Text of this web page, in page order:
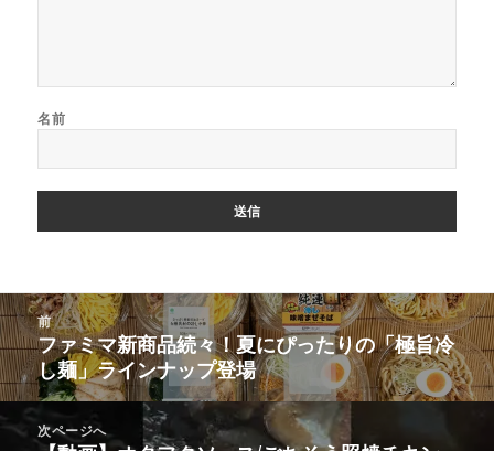
名前
投
稿
ナ
ビ
ゲ
ー
前
前
の
投
稿:
ファミマ新商品続々！夏にぴったりの「極旨冷
し麺」ラインナップ登場
次ページへ